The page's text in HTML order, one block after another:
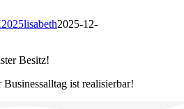
2025-12-
Besitz!
ist realisierbar!